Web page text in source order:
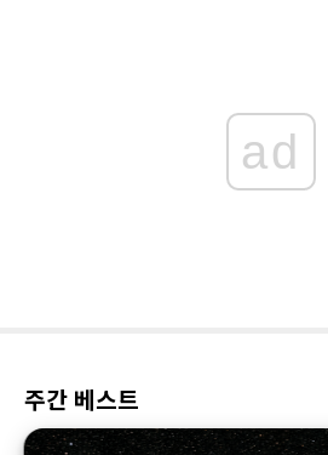
ad
주간 베스트